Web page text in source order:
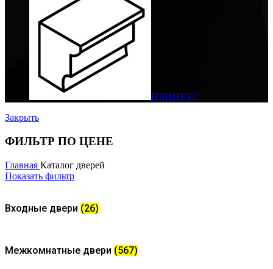
ПЛИНТУС
Закрыть
ФИЛЬТР ПО ЦЕНЕ
Главная Каталог дверей
Показать фильтр
Входные двери (26)
Межкомнатные двери (567)